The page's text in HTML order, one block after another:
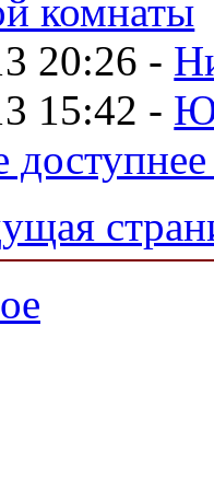
комнаты
20:26 -
15:42 -